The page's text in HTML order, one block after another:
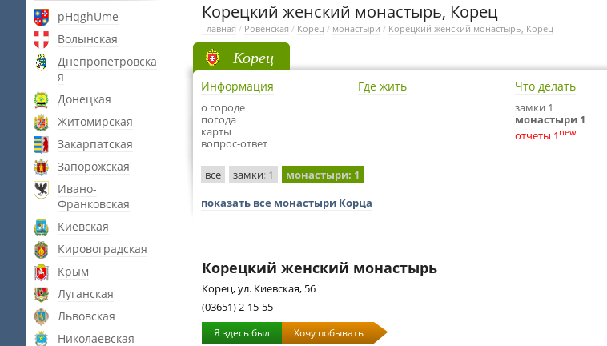
pHqghUme
Волынская
Днепропетровска
я
Донецкая
Житомирская
Закарпатская
Запорожская
Ивано-
Франковская
Киевская
Кировоградская
Крым
Луганская
Львовская
Николаевская
Корецкий женский монастырь, Корец
Главная / Ровенская / Корец / монастыри / Корецкий женский монастырь, Корец
Корец
Информация
о городе
погода
карты
вопрос-ответ
Где жить Что делать
замки 1
монастыри 1
отчеты 1 new
все замки: 1 монастыри: 1
показать все монастыри Корца
Корецкий женский монастырь
Корец, ул. Киевская, 56
(03651) 2-15-55
Я здесь был Хочу побывать